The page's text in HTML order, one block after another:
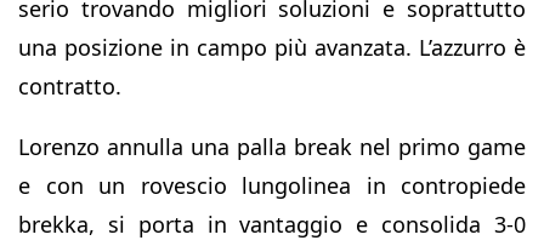
serio trovando migliori soluzioni e soprattutto
una posizione in campo più avanzata. L’azzurro è
contratto.
Lorenzo annulla una palla break nel primo game
e con un rovescio lungolinea in contropiede
brekka, si porta in vantaggio e consolida 3-0